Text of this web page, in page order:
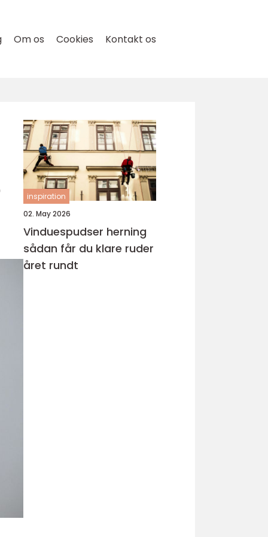
Om os Cookies Kontakt os
inspiration
02. May 2026
Vinduespudser herning
sådan får du klare ruder
året rundt